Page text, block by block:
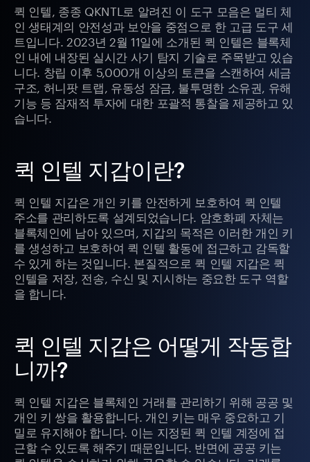
퀵 인텔, 종종 QKNTL로 알려진 이 도구 모음은 멀티 체
인 생태계의 안전성과 보안을 중점으로 한 고급 도구 세
트입니다. 2023년 2월 11일에 소개된 퀵 인텔은 블록체
인 내에 내장된 실시간 사기 탐지 기술로 주목받고 있습
니다. 창립 이후 5,000개 이상의 토큰을 스캔하여 세금
구조, 허니팟 트랩, 유동성 잠금, 불투명한 소유권, 유해
기능 등 잠재적 투자에 대한 포괄적 통찰을 제공하고 있
습니다.
퀵 인텔 지갑이란?
퀵 인텔 지갑은 개인 키를 안전하게 보호하여 퀵 인텔
주소를 관리하도록 설계되었습니다. 암호화폐 자체는
블록체인에 남아 있으며, 지갑의 목적은 이러한 개인 키
를 생성하고 보호하여 퀵 인텔 활동에 접근하고 감독할
수 있게 하는 것입니다. 본질적으로 퀵 인텔 지갑은 퀵
인텔을 저장, 전송, 수신 및 지시하는 중요한 도구 역할
을 합니다.
퀵 인텔 지갑은 어떻게 작동합
니까?
퀵 인텔 지갑은 블록체인 거래를 관리하기 위해 공공 및
개인 키 쌍을 활용합니다. 개인 키는 매우 중요하고 기
밀로 유지해야 합니다. 이는 지정된 퀵 인텔 계정에 접
근할 수 있도록 해주기 때문입니다. 반면에 공공 키는